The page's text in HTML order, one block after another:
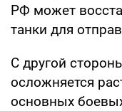
РФ может
танки для
С другой
осложняется
основных